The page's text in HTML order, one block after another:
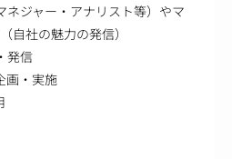
ネジャー・アナリスト等）やマ
自社の魅力の発信）
発信
画・実施